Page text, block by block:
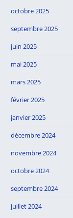
octobre 2025
septembre 2025
juin 2025
mai 2025
mars 2025
février 2025
janvier 2025
décembre 2024
novembre 2024
octobre 2024
septembre 2024
juillet 2024